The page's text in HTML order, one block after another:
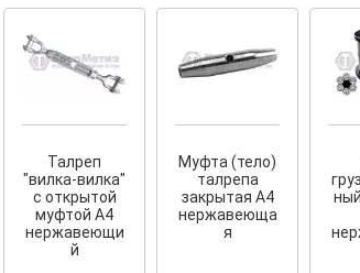
Cкрытый крепеж
Крепление террас и фасадов
крепеж для деревянных террас
и фасадов
Талреп
"вилка-вилка"
с открытой
муфтой A4
нержавеющи
й
Муфта (тело)
талрепа
закрытая A4
нержавеюща
я